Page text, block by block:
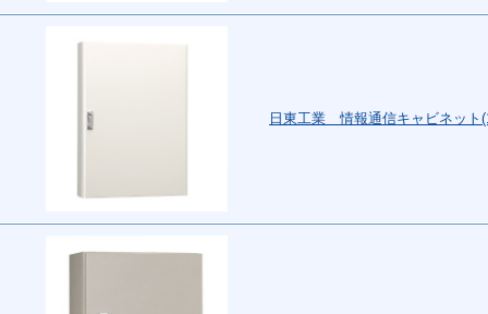
日東工業 情報通信キャビネット